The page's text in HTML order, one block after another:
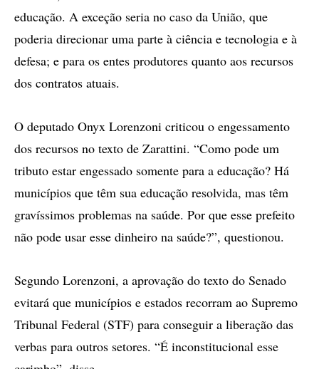
educação. A exceção seria no caso da União, que
poderia direcionar uma parte à ciência e tecnologia e à
defesa; e para os entes produtores quanto aos recursos
dos contratos atuais.
O deputado Onyx Lorenzoni criticou o engessamento
dos recursos no texto de Zarattini. “Como pode um
tributo estar engessado somente para a educação? Há
municípios que têm sua educação resolvida, mas têm
gravíssimos problemas na saúde. Por que esse prefeito
não pode usar esse dinheiro na saúde?”, questionou.
Segundo Lorenzoni, a aprovação do texto do Senado
evitará que municípios e estados recorram ao Supremo
Tribunal Federal (STF) para conseguir a liberação das
verbas para outros setores. “É inconstitucional esse